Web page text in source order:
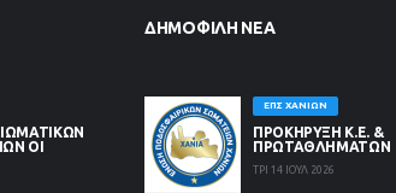
ΟΙ
ΔΗΜΟΦΙΛΉ ΝΈΑ
ΕΠΣ ΧΑΝΊΩΝ
ΠΡΟΚΗΡΥΞΗ Κ.Ε. &
ΠΡΩΤΑΘΛΗΜΑΤΩΝ
ΤΡΙ 14 ΙΟΥΛ 2026